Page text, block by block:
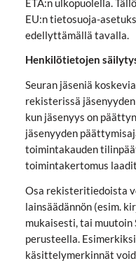
ETA:n ulkopuolella.
EU:n tietosuoja-
edellyttämällä tavalla.
Henkilötietojen
Seuran jäseniä
rekisterissä
kun jäsenyys on
jäsenyyden
toimintakauden
toimintakertomus
Osa rekisteritiedoista
lainsäädännön (esim.
mukaisesti, tai muutoin
perusteella.
käsittelymerkinnät